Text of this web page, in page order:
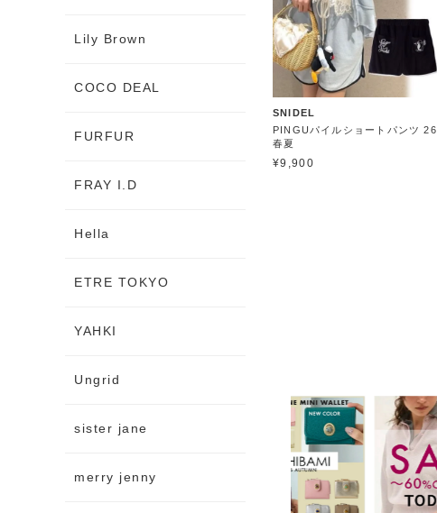
SNIDEL
PINGUパイルショートパンツ 26
春夏
¥9,900
Lily Brown
COCO DEAL
FURFUR
FRAY I.D
Hella
ETRE TOKYO
YAHKI
Ungrid
sister jane
merry jenny